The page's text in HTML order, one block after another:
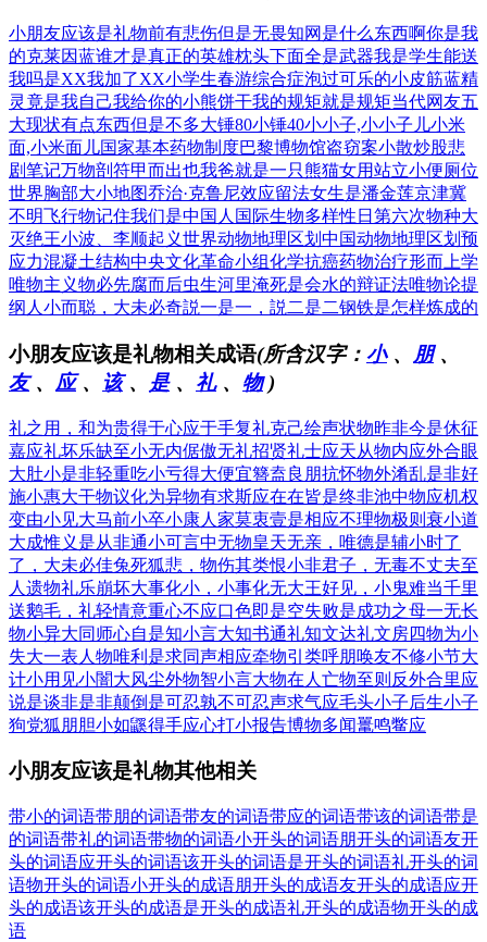
小朋友应该是礼物前有悲伤但是无畏知网是什么东西啊你是我
的克莱因蓝谁才是真正的英雄枕头下面全是武器我是学生能送
我吗是XX我加了XX小学生春游综合症泡过可乐的小皮筋蓝精
灵竟是我自己我给你的小熊饼干我的规矩就是规矩当代网友五
大现状有点东西但是不多大锤80小锤40小小子,小小子儿小米
面,小米面儿国家基本药物制度巴黎博物馆盗窃案小散炒股悲
剧笔记万物剖符甲而出也我爸就是一只熊猫女用站立小便厕位
世界胸部大小地图乔治·克鲁尼效应留法女生是潘金莲京津冀
不明飞行物记住我们是中国人 国际生物多样性日 第六次物种大
灭绝王小波、李顺起义世界动物地理区划 中国动物地理区划 预
应力混凝土结构中央文化革命小组化学抗癌药物治疗形而上学
唯物主义物必先腐而后虫生河里淹死是会水的辩证法唯物论提
纲 人小而聪，大未必奇説一是一，説二是二钢铁是怎样炼成的
小朋友应该是礼物相关成语(所含汉字： 小、 朋、
友、 应、 该、 是、 礼、 物)
礼之用，和为贵得于心应于手复礼克己绘声状物昨非今是休征
嘉应礼坏乐缺至小无内倨傲无礼招贤礼士应天从物内应外合眼
大肚小是非轻重吃小亏得大便宜簪盍良朋抗怀物外淆乱是非好
施小惠大干物议化为异物有求斯应在在皆是终非池中物应机权
变由小见大马前小卒小康人家莫衷壹是相应不理物极则衰小道
大成惟义是从非通小可言中无物皇天无亲，唯德是辅小时了
了，大未必佳兔死狐悲，物伤其类恨小非君子，无毒不丈夫至
人遗物礼乐崩坏大事化小，小事化无大王好见，小鬼难当千里
送鹅毛，礼轻情意重心不应口色即是空失败是成功之母一无长
物小异大同 师心自是知小言大知书通礼知文达礼文房四物为小
失大一表人物唯利是求同声相应牵物引类呼朋唤友不修小节大
计小用 见小闇大风尘外物智小言大物在人亡物至则反外合里应
说是谈非是非颠倒 是可忍孰不可忍声求气应毛头小子后生小子
狗党狐朋胆小如鼷得手应心打小报告博物多闻鼍鸣鳖应
小朋友应该是礼物其他相关
带小的词语带朋的词语带友的词语带应的词语带该的词语带是
的词语带礼的词语带物的词语小开头的词语朋开头的词语友开
头的词语应开头的词语该开头的词语是开头的词语礼开头的词
语物开头的词语小开头的成语朋开头的成语友开头的成语应开
头的成语该开头的成语是开头的成语礼开头的成语物开头的成
语